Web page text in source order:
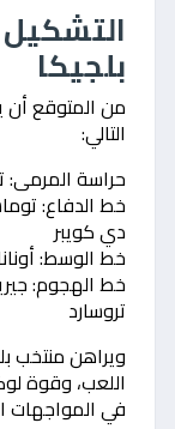
بلجيكا
من المتوقع أن
التالي:
حراسة المرمى:
خط الدفاع:
دي كويبر
خط الوسط:
خط الهجوم:
تروسارد
ويراهن منتخب
اللعب، وقوة
في المواجهات